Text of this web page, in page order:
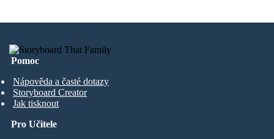
Pomoc
Nápověda a časté dotazy
Storyboard Creator
Jak tisknout
Pro Učitele